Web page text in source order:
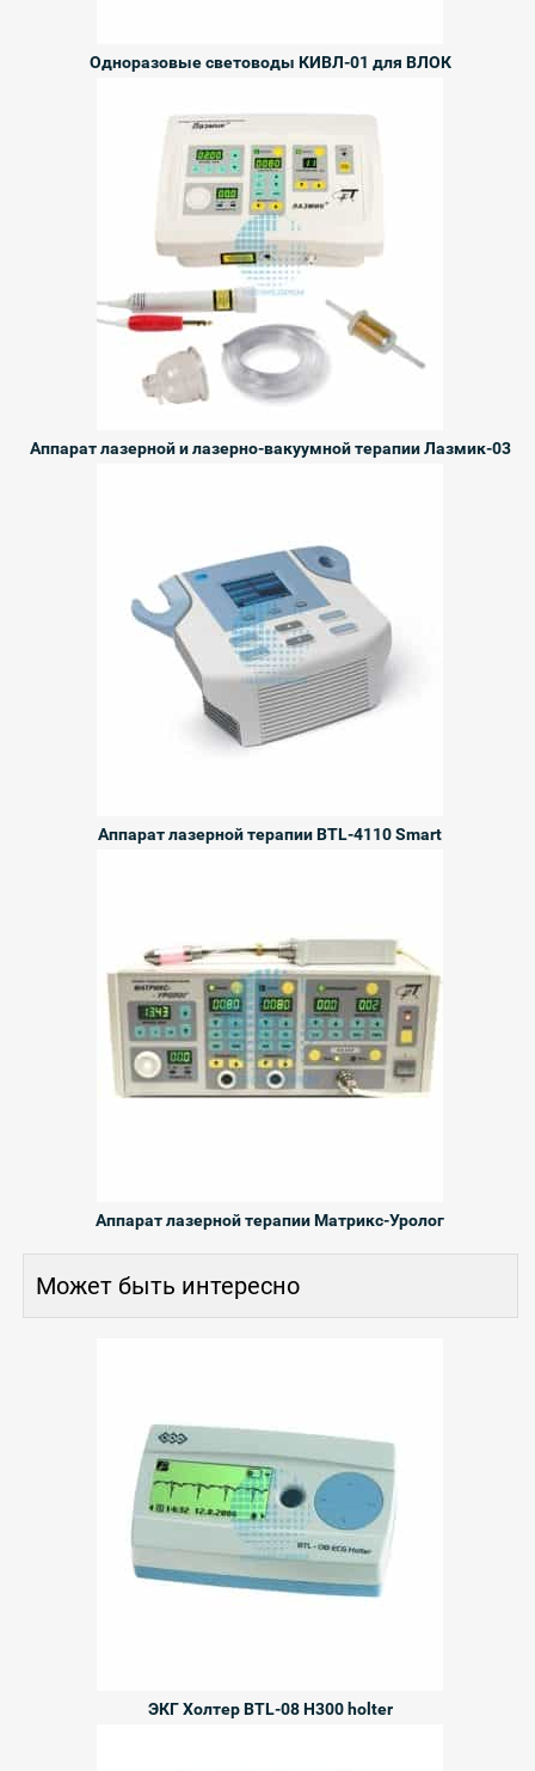
Одноразовые световоды КИВЛ-01 для ВЛОК
Аппарат лазерной и лазерно-вакуумной терапии Лазмик-03
Аппарат лазерной терапии BTL-4110 Smart
Аппарат лазерной терапии Матрикс-Уролог
Может быть интересно
ЭКГ Холтер BTL-08 H300 holter